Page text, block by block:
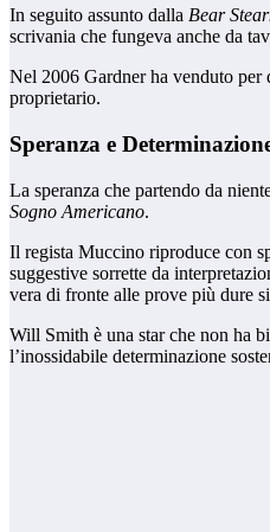
In seguito assunto dalla Bear
scrivania che fungeva anche da
Nel 2006 Gardner ha venduto
proprietario.
Speranza e
La speranza che partendo da
Sogno Americano.
Il regista Muccino riproduce con
suggestive sorrette da
vera di fronte alle prove più dure
Will Smith è una star che non ha
l’inossidabile determinazione